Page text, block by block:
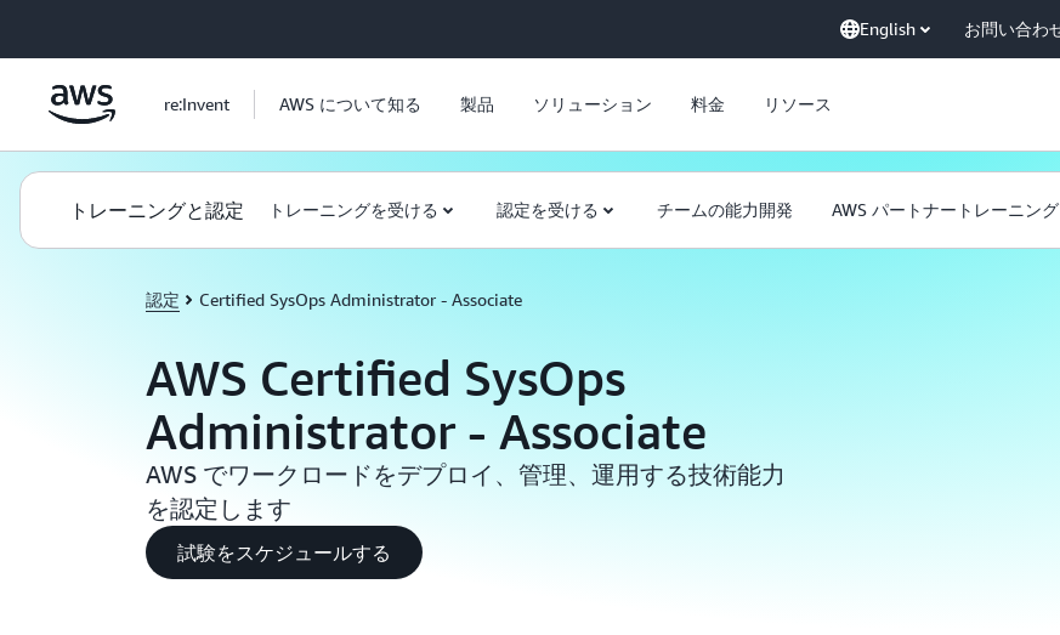
English お問い合わ
re:Invent AWS について知る 製品 ソリューション 料金 リソース
トレーニングと認定 トレーニングを受ける 認定を受ける チームの能力開発 AWS パートナートレーニング
認定 Certified SysOps Administrator - Associate
AWS Certified SysOps
Administrator - Associate
AWS でワークロードをデプロイ、管理、運用する技術能力
を認定します
試験をスケジュールする